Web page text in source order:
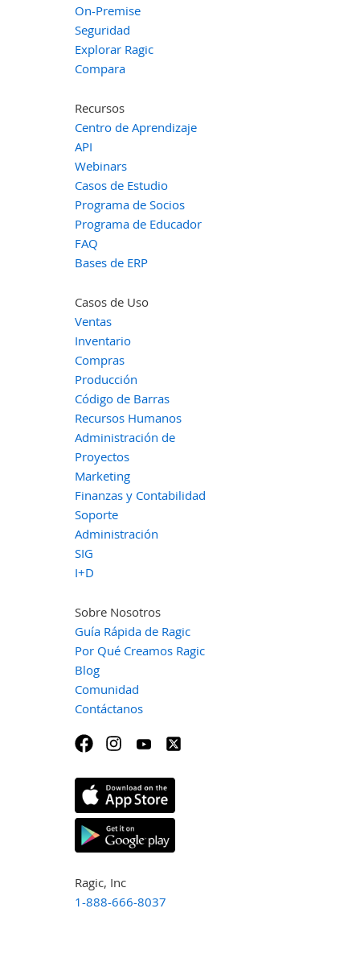
On-Premise
Seguridad
Explorar Ragic
Compara
Recursos
Centro de Aprendizaje
API
Webinars
Casos de Estudio
Programa de Socios
Programa de Educador
FAQ
Bases de ERP
Casos de Uso
Ventas
Inventario
Compras
Producción
Código de Barras
Recursos Humanos
Administración de
Proyectos
Marketing
Finanzas y Contabilidad
Soporte
Administración
SIG
I+D
Sobre Nosotros
Guía Rápida de Ragic
Por Qué Creamos Ragic
Blog
Comunidad
Contáctanos
Ragic, Inc
1-888-666-8037